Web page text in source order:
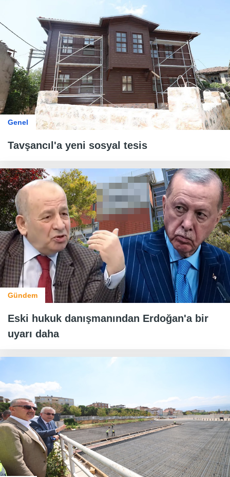
Genel
Tavşancıl'a yeni sosyal tesis
Gündem
Eski hukuk danışmanından Erdoğan'a bir
uyarı daha